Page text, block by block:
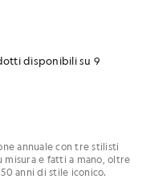
disponibili su 9
annuale con tre stilisti
misura e fatti a mano, oltre
anni di stile iconico.